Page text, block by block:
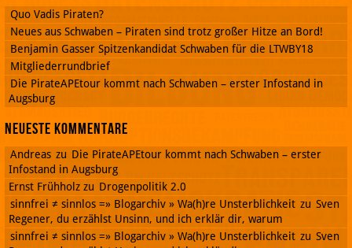
Quo Vadis Piraten?
Neues aus Schwaben – Piraten sind trotz großer Hitze an Bord!
Benjamin Gasser Spitzenkandidat Schwaben für die LTWBY18
Mitgliederrundbrief
Die PirateAPEtour kommt nach Schwaben – erster Infostand in
Augsburg
Neueste Kommentare
Andreas zu Die PirateAPEtour kommt nach Schwaben – erster
Infostand in Augsburg
Ernst Frühholz zu Drogenpolitik 2.0
sinnfrei ≠ sinnlos =» Blogarchiv » Wa(h)re Unsterblichkeit zu Sven
Regener, du erzählst Unsinn, und ich erklär dir, warum
sinnfrei ≠ sinnlos =» Blogarchiv » Wa(h)re Unsterblichkeit zu Sven